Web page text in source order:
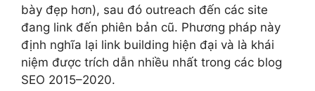
bày đẹp hơn), sau đó outreach đến các site
đang link đến phiên bản cũ. Phương pháp này
định nghĩa lại link building hiện đại và là khái
niệm được trích dẫn nhiều nhất trong các blog
SEO 2015–2020.